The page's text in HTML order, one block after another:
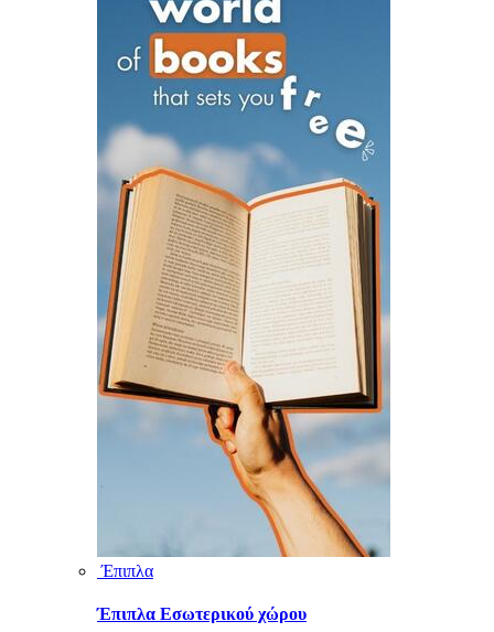
Έπιπλα
Έπιπλα Εσωτερικού χώρου